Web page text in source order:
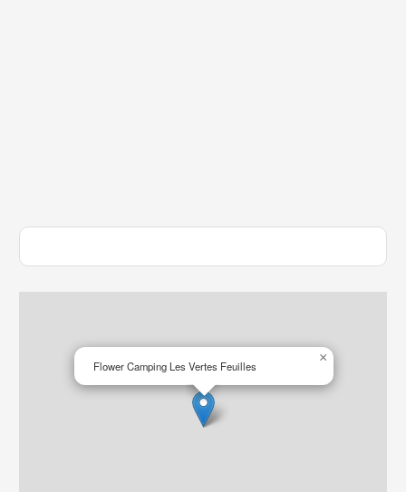
Flower Camping Les Vertes Feuilles
×